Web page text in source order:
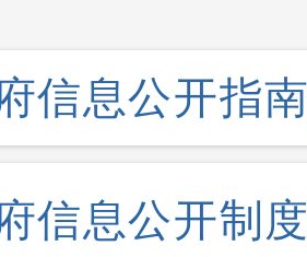
府信息公开指
信息公开制